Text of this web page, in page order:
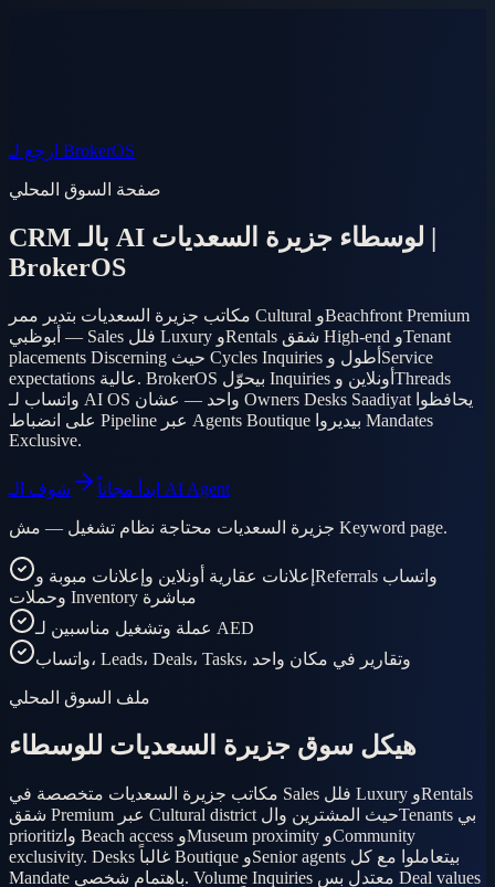
ارجع لـ BrokerOS
صفحة السوق المحلي
CRM بالـ AI لوسطاء جزيرة السعديات |
BrokerOS
مكاتب جزيرة السعديات بتدير ممر Cultural وBeachfront Premium
أبوظبي — Sales فلل Luxury وRentals شقق High-end وTenant
placements Discerning حيث Cycles Inquiries أطول وService
expectations عالية. BrokerOS بيحوّل Inquiries أونلاين وThreads
واتساب لـ AI OS واحد — عشان Owners Desks Saadiyat يحافظوا
على انضباط Pipeline عبر Agents Boutique بيديروا Mandates
Exclusive.
ابدأ مجاناً شوف الـ AI Agent
جزيرة السعديات محتاجة نظام تشغيل — مش Keyword page.
إعلانات عقارية أونلاين وإعلانات مبوبة وReferrals واتساب
وحملات Inventory مباشرة
عملة وتشغيل مناسبين لـ AED
واتساب، Leads، Deals، Tasks، وتقارير في مكان واحد
ملف السوق المحلي
هيكل سوق جزيرة السعديات للوسطاء
مكاتب جزيرة السعديات متخصصة في Sales فلل Luxury وRentals
شقق Premium عبر Cultural district حيث المشترين والTenants بي
prioritizوا Beach access وMuseum proximity وCommunity
exclusivity. Desks غالباً Boutique وSenior agents بيتعاملوا مع كل
Mandate باهتمام شخصي. Volume Inquiries معتدل بس Deal values